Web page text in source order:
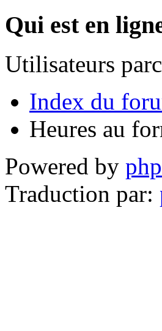
Qui est en
Utilisateurs
Index du
Heures au
Powered by
Traduction par: